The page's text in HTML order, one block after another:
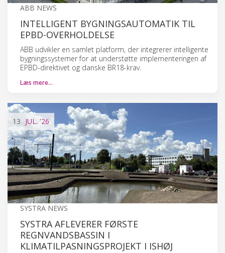
ABB NEWS
INTELLIGENT BYGNINGSAUTOMATIK TIL
EPBD-OVERHOLDELSE
ABB udvikler en samlet platform, der integrerer intelligente
bygningssystemer for at understøtte implementeringen af
EPBD-direktivet og danske BR18-krav.
Læs mere…
13 JUL. '26
SYSTRA NEWS
SYSTRA AFLEVERER FØRSTE
REGNVANDSBASSIN I
KLIMATILPASNINGSPROJEKT I ISHØJ